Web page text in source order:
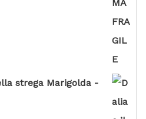
strega Marigolda -